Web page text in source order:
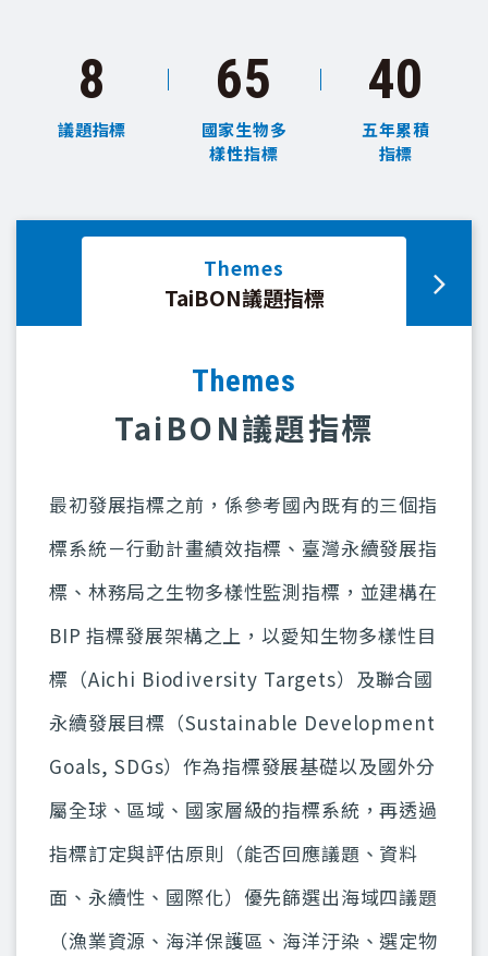
8
議題指標
65
國家生物多
樣性指標
40
五年累積
指標
Themes
TaiBON議題指標 昆明
Themes
TaiBON議題指標
最初發展指標之前，係參考國內既有的三個指
標系統－行動計畫績效指標、臺灣永續發展指
標、林務局之生物多樣性監測指標，並建構在
BIP 指標發展架構之上，以愛知生物多樣性目
標（Aichi Biodiversity Targets）及聯合國
永續發展目標（Sustainable Development
Goals, SDGs）作為指標發展基礎以及國外分
屬全球、區域、國家層級的指標系統，再透過
指標訂定與評估原則（能否回應議題、資料
面、永續性、國際化）優先篩選出海域四議題
（漁業資源、海洋保護區、海洋汙染、選定物